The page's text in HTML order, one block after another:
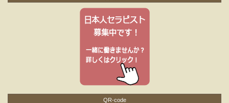
QR-code